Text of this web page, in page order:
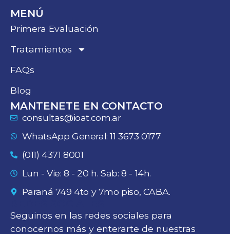
MENÚ
Primera Evaluación
Tratamientos
FAQs
Blog
MANTENETE EN CONTACTO
consultas@ioat.com.ar
WhatsApp General: 11 3673 0177
(011) 4371 8001
Lun - Vie: 8 - 20 h. Sab: 8 - 14h.
Paraná 749 4to y 7mo piso, CABA.
Seguinos en las redes sociales para
conocernos más y enterarte de nuestras